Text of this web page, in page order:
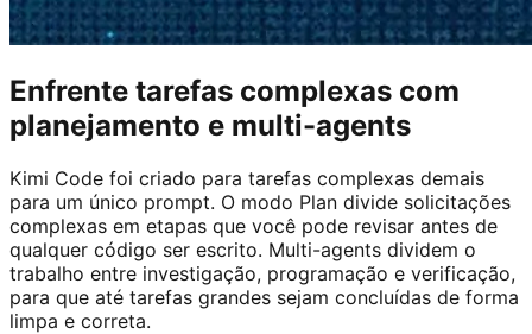
Enfrente tarefas complexas com
planejamento e multi-agents
Kimi Code foi criado para tarefas complexas demais
para um único prompt. O modo Plan divide solicitações
complexas em etapas que você pode revisar antes de
qualquer código ser escrito. Multi-agents dividem o
trabalho entre investigação, programação e verificação,
para que até tarefas grandes sejam concluídas de forma
limpa e correta.